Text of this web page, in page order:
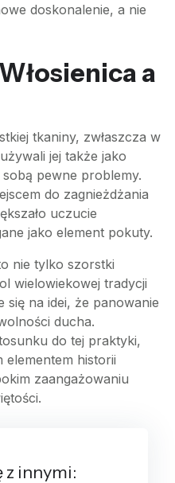
doskonalenie, a nie
a
tkaniny, zwłaszcza w
jej także jako
pewne problemy.
do zagnieżdżania
uczucie
jako element pokuty.
nie tylko szorstki
wielowiekowej tradycji
na idei, że panowanie
ducha.
do tej praktyki,
elementem historii
zaangażowaniu
z innymi: